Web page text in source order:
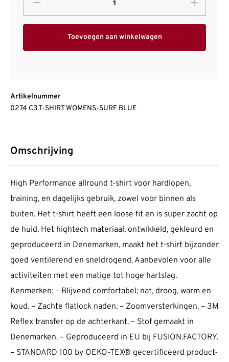
Toevoegen aan winkelwagen
Artikelnummer
0274 C3 T-SHIRT WOMENS-SURF BLUE
Omschrijving
High Performance allround t-shirt voor hardlopen,
training, en dagelijks gebruik, zowel voor binnen als
buiten. Het t-shirt heeft een loose fit en is super zacht op
de huid. Het hightech materiaal, ontwikkeld, gekleurd en
geproduceerd in Denemarken, maakt het t-shirt bijzonder
goed ventilerend en sneldrogend. Aanbevolen voor alle
activiteiten met een matige tot hoge hartslag.
Kenmerken: – Blijvend comfortabel; nat, droog, warm en
koud. – Zachte flatlock naden. – Zoomversterkingen. – 3M
Reflex transfer op de achterkant. – Stof gemaakt in
Denemarken. – Geproduceerd in EU bij FUSION.FACTORY.
– STANDARD 100 by OEKO-TEX® gecertificeerd product-